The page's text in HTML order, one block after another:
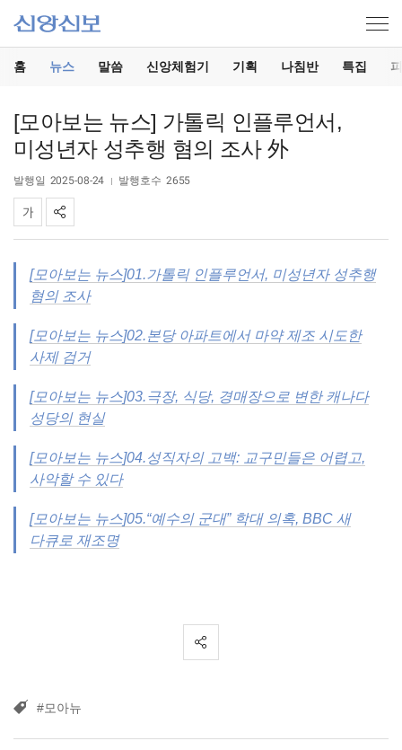
홈 뉴스 말씀 신앙체험기 기획 나침반 특집
[모아보는 뉴스] 가톨릭 인플루언서,
미성년자 성추행 혐의 조사 外
발행일 2025-08-24 발행호수 2655
[모아보는 뉴스]01.가톨릭 인플루언서, 미성년자 성추행
혐의 조사
[모아보는 뉴스]02.본당 아파트에서 마약 제조 시도한
사제 검거
[모아보는 뉴스]03.극장, 식당, 경매장으로 변한 캐나다
성당의 현실
[모아보는 뉴스]04.성직자의 고백: 교구민들은 어렵고,
사악할 수 있다
[모아보는 뉴스]05.“예수의 군대” 학대 의혹, BBC 새
다큐로 재조명
#모아뉴